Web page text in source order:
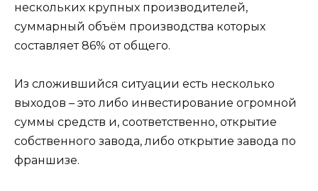
нескольких крупных производителей,
суммарный объём производства которых
составляет 86% от общего.
Из сложившийся ситуации есть несколько
выходов – это либо инвестирование огромной
суммы средств и, соответственно, открытие
собственного завода, либо открытие завода по
франшизе.